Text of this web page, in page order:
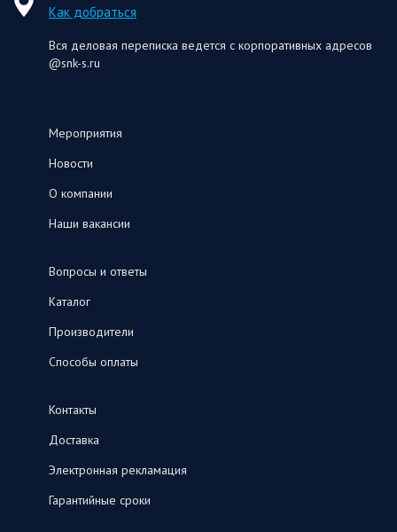
Как добраться
Вся деловая переписка ведется с корпоративных адресов
@snk-s.ru
Мероприятия
Новости
О компании
Наши вакансии
Вопросы и ответы
Каталог
Производители
Способы оплаты
Контакты
Доставка
Электронная рекламация
Гарантийные сроки